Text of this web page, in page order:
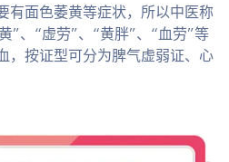
有面色萎黄等症状，所以中医称
”、“虚劳”、“黄胖”、“血劳”等
，按证型可分为脾气虚弱证、心